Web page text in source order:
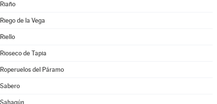
Riaño
Riego de la Vega
Riello
Rioseco de Tapia
Roperuelos del Páramo
Sabero
Sahagún